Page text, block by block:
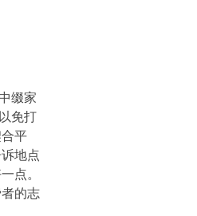
缀家
免打
平
地点
点。
的志